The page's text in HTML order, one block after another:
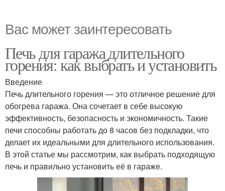
Вас может заинтересовать
Печь для гаража длительного
горения: как выбрать и установить
Введение
Печь длительного горения — это отличное решение для
обогрева гаража. Она сочетает в себе высокую
эффективность, безопасность и экономичность. Такие
печи способны работать до 8 часов без подкладки, что
делает их идеальными для длительного использования.
В этой статье мы рассмотрим, как выбрать подходящую
печь и правильно установить её в гараже.